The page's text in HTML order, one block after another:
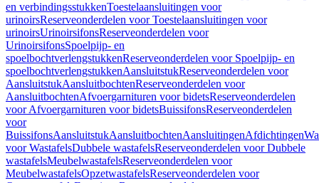
en verbindingsstukkenToestelaansluitingen voor
urinoirsReserveonderdelen voor Toestelaansluitingen voor
urinoirsUrinoirsifonsReserveonderdelen voor
UrinoirsifonsSpoelpijp- en
spoelbochtverlengstukkenReserveonderdelen voor Spoelpijp- en
spoelbochtverlengstukkenAansluitstukReserveonderdelen voor
AansluitstukAansluitbochtenReserveonderdelen voor
AansluitbochtenAfvoergarnituren voor bidetsReserveonderdelen
voor Afvoergarnituren voor bidetsBuissifonsReserveonderdelen
voor
BuissifonsAansluitstukAansluitbochtenAansluitingenAfdichtingen
voor WastafelsDubbele wastafelsReserveonderdelen voor Dubbele
wastafelsMeubelwastafelsReserveonderdelen voor
MeubelwastafelsOpzetwastafelsReserveonderdelen voor